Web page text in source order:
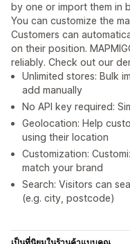
by one or import them in
You can customize the
Customers can
on their position.
reliably. Check out our
Unlimited stores: Bulk
add manually
No API key required:
Geolocation: Help
using their location
Customization:
match your brand
Search: Visitors can
(e.g. city, postcode)